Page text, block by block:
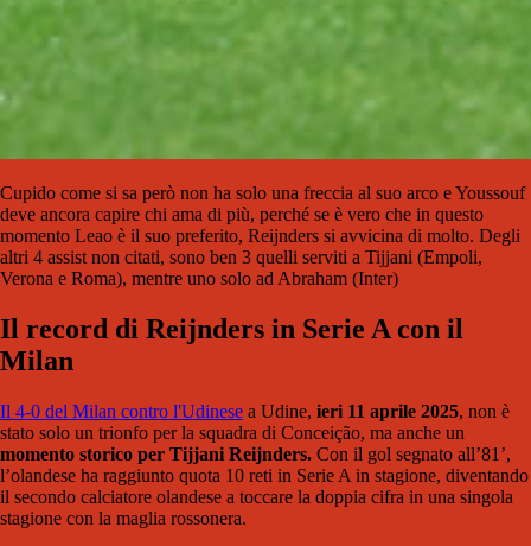
Cupido come si sa però non ha solo una freccia al suo arco e Youssouf
deve ancora capire chi ama di più, perché se è vero che in questo
momento Leao è il suo preferito, Reijnders si avvicina di molto. Degli
altri 4 assist non citati, sono ben 3 quelli serviti a Tijjani (Empoli,
Verona e Roma), mentre uno solo ad Abraham (Inter)
Il record di Reijnders in Serie A con il
Milan
Il 4-0 del Milan contro l'Udinese a Udine, ieri 11 aprile 2025, non è
stato solo un trionfo per la squadra di Conceição, ma anche un
momento storico per Tijjani Reijnders. Con il gol segnato all’81’,
l’olandese ha raggiunto quota 10 reti in Serie A in stagione, diventando
il secondo calciatore olandese a toccare la doppia cifra in una singola
stagione con la maglia rossonera.